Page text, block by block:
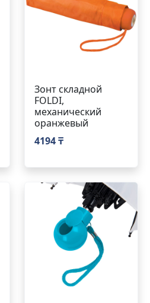
Зонт складной
FOLDI,
механический
оранжевый
4194 ₸